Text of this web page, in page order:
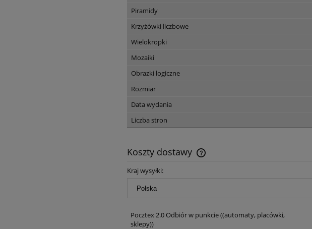
Piramidy
Krzyżówki liczbowe
Wielokropki
Mozaiki
Obrazki logiczne
Rozmiar
Data wydania
Liczba stron
Koszty dostawy
Kraj wysyłki:
Pocztex 2.0 Odbiór w punkcie((automaty, placówki,
sklepy))